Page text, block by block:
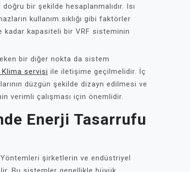
bir şekilde hesaplanmalıdır. Isı
kullanım sıklığı gibi faktörler
kadar kapasiteli bir VRF sisteminin
bir diğer nokta da sistem
Klima servisi ile iletişime geçilmelidir. İç
düzgün şekilde dizayn edilmesi ve
verimli çalışması için önemlidir.
Enerji Tasarrufu
şirketlerin ve endüstriyel